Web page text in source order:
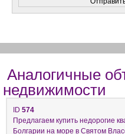
Аналогичные
недвижимости
ID 574
Предлагаем купить недорогие
Болгарии на море в Святом